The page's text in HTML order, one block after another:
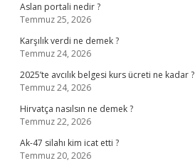
Aslan portali nedir ?
Temmuz 25, 2026
Karşılık verdi ne demek ?
Temmuz 24, 2026
2025’te avcılık belgesi kurs ücreti ne kadar ?
Temmuz 24, 2026
Hirvatça nasılsın ne demek ?
Temmuz 22, 2026
Ak-47 silahı kim icat etti ?
Temmuz 20, 2026